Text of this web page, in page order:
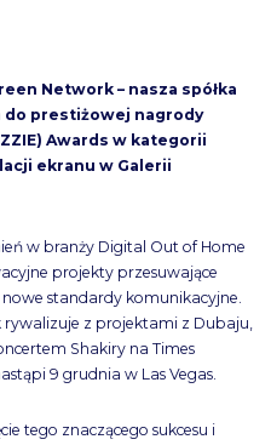
Network – nasza spółka
do prestiżowej nagrody
Awards w kategorii
ekranu w Galerii
w branży Digital Out of Home
projekty przesuwające
standardy komunikacyjne.
z projektami z Dubaju,
Shakiry na Times
9 grudnia w Las Vegas.
tego znaczącego sukcesu i